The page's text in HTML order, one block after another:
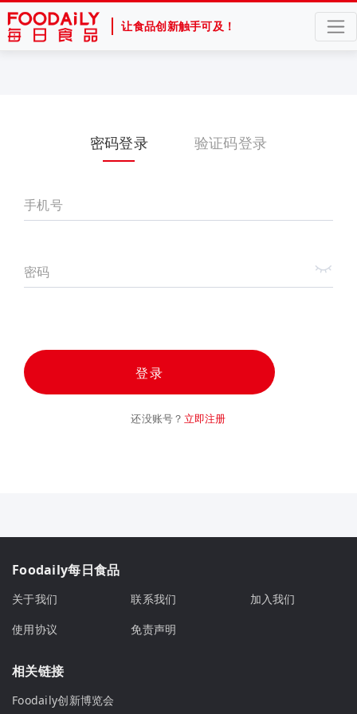
让食品创新触手可及！
密码登录 验证码登录
手机号
密码
登录
还没账号？ 立即注册
Foodaily每日食品
关于我们 联系我们
加入我们
使用协议
免责声明
相关链接
Foodaily创新博览会